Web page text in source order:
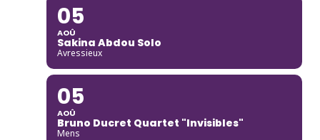
05
AOÛ
Sakina Abdou Solo
Avressieux
05
AOÛ
Bruno Ducret Quartet "Invisibles"
Mens